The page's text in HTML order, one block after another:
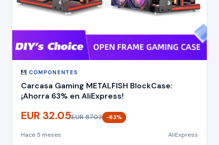
COMPONENTES
Carcasa Gaming METALFISH BlockCase:
¡Ahorra 63% en AliExpress!
EUR 32.05EUR 87.03 −63%
Hace 5 meses AliExpress